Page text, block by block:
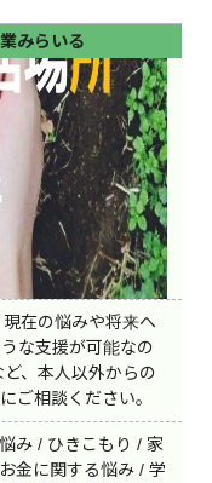
みらいる
在の悩みや将来へ
な支援が可能なの
、本人以外からの
ご相談ください。
み / ひきこもり / 家
金に関する悩み / 学